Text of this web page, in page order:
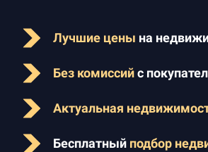
Лучшие цены на
Без комиссийс
Актуальная
Бесплатный подбор